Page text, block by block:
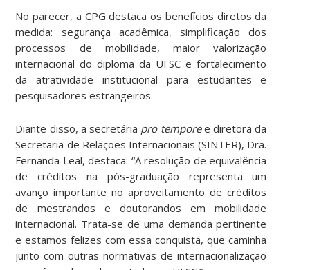
No parecer, a CPG destaca os benefícios diretos da
medida: segurança acadêmica, simplificação dos
processos de mobilidade, maior valorização
internacional do diploma da UFSC e fortalecimento
da atratividade institucional para estudantes e
pesquisadores estrangeiros.
Diante disso, a secretária pro temporee diretora da
Secretaria de Relações Internacionais (SINTER), Dra.
Fernanda Leal, destaca: “A resolução de equivalência
de créditos na pós-graduação representa um
avanço importante no aproveitamento de créditos
de mestrandos e doutorandos em mobilidade
internacional. Trata-se de uma demanda pertinente
e estamos felizes com essa conquista, que caminha
junto com outras normativas de internacionalização